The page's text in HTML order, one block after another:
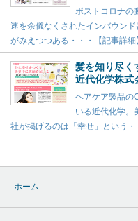
ポストコロナの
速を余儀なくされたインバウン
がみえつつある・・・【記事詳細
髪を知り尽く
近代化学株式
ヘアケア製品の
いる近代化学。
社が掲げるのは「幸せ」という・
ホーム